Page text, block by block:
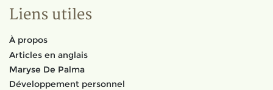
Liens utiles
À propos
Articles en anglais
Maryse De Palma
Développement personnel